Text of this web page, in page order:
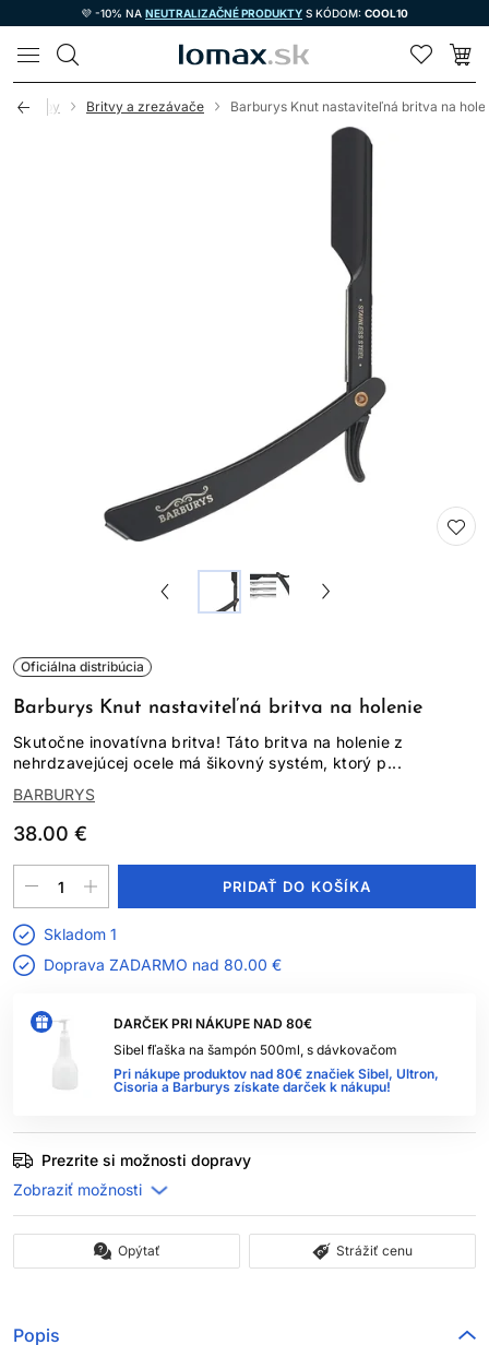
💜 -10% NA NEUTRALIZAČNÉ PRODUKTY S KÓDOM: COOL10
LOMAX
potreby Britvy a zrezávače Barburys Knut nastaviteľná britva na
Oficiálna distribúcia
Barburys Knut nastaviteľná britva na holenie
Skutočne inovatívna britva! Táto britva na holenie z
nehrdzavejúcej ocele má šikovný systém, ktorý p...
BARBURYS
38.00 €
DARČEK PRI NÁKUPE NAD 80€
Sibel fľaška na šampón 500ml, s dávkovačom
Pri nákupe produktov nad 80€ značiek Sibel, Ultron,
Cisoria a Barburys získate darček k nákupu!
PRIDAŤ DO KOŠÍKA
Skladom 1
Doprava ZADARMO nad 80.00 €
Prezrite si možnosti dopravy
Opýtať Strážiť cenu
Popis